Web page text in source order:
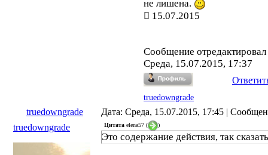
не лишена.
15.07.2015
Сообщение отредактировал
Среда, 15.07.2015, 17:37
truedowngrade
truedowngrade
Дата: Среда, 15.07.2015, 17:45 |
truedowngrade
Цитата elena57 ( )
Это содержание действия, так